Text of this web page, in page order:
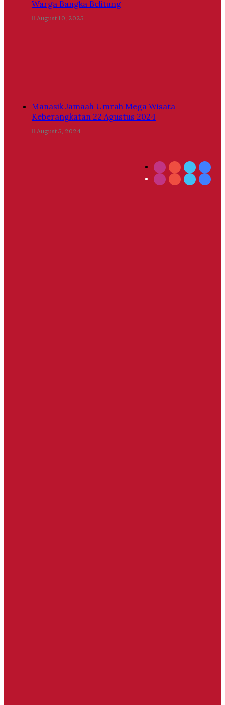
Warga Bangka Belitung
August 10, 2025
Manasik Jamaah Umrah Mega Wisata
Keberangkatan 22 Agustus 2024
August 5, 2024
Twitter
YouTube
Instagram
Twitter
YouTube
Instagram